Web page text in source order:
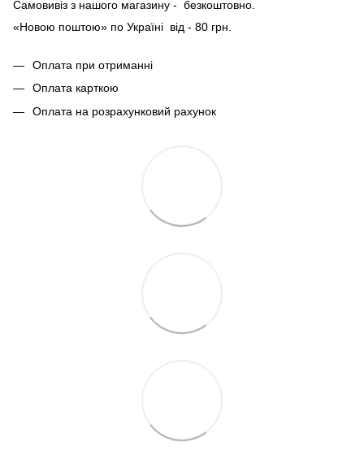
Самовивіз з нашого магазину - безкоштовно.
«Новою поштою» по Україні від - 80 грн.
Оплата при отриманні
Оплата карткою
Оплата на розрахунковий рахунок